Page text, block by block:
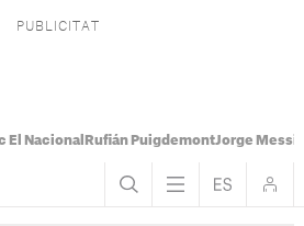
El Nacional Rufián PuigdemontJorge Messi